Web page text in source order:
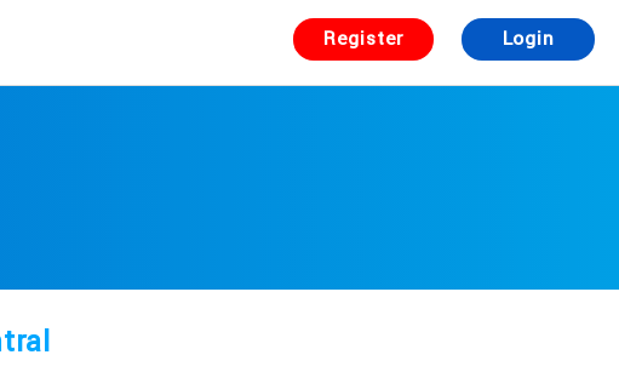
Register Login